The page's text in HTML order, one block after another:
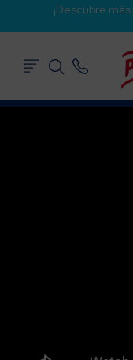
¡Descubre más